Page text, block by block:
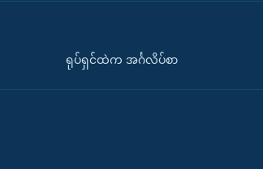
ရုပ်ရှင်ထဲက အင်္ဂလိပ်စာ